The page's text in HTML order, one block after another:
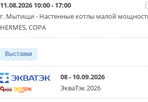
ЦОД с плотностью 54
стойку
3 АВГУСТА 2026
систему DVM на R32
Линейка включает семь
производительностью от 22,4
Суммарная длина
3 АВГУСТА 2026
11.08.2026 10:00 - 17:00
г. Мытищи - Настенные котлы малой
HERMES, COPA
Выставки
08 - 10.09.2026
ЭкваТэк 2026